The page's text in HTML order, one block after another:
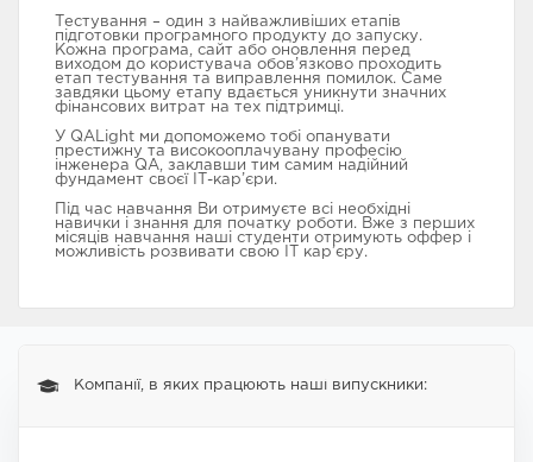
Тестування – один з найважливіших етапів
підготовки програмного продукту до запуску.
Кожна програма, сайт або оновлення перед
виходом до користувача обов’язково проходить
етап тестування та виправлення помилок. Саме
завдяки цьому етапу вдається уникнути значних
фінансових витрат на тех підтримці.
У QALight ми допоможемо тобі опанувати
престижну та високооплачувану професію
інженера QA, заклавши тим самим надійний
фундамент своєї ІТ-кар’єри.
Під час навчання Ви отримуєте всі необхідні
навички і знання для початку роботи. Вже з перших
місяців навчання наші студенти отримують оффер і
можливість розвивати свою ІТ кар’єру.
Компанії, в яких працюють наші випускники: